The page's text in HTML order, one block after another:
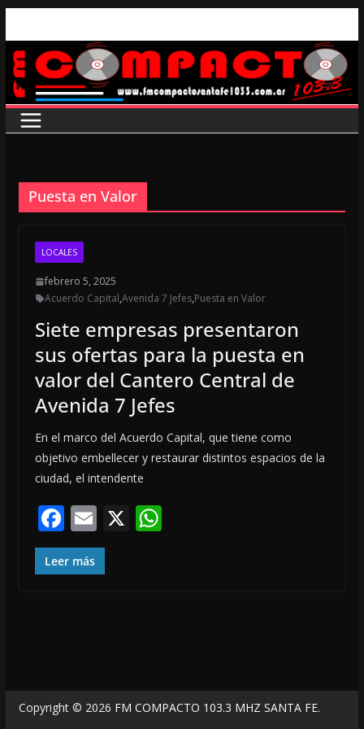
al
contenido
Puesta en Valor
LOCALES
febrero 5, 2025
Acuerdo Capital,Avenida 7 Jefes,Puesta en Valor
Siete empresas presentaron
sus ofertas para la puesta en
valor del Cantero Central de
Avenida 7 Jefes
En el marco del Acuerdo Capital, que tiene como
objetivo embellecer y restaurar distintos espacios de la
ciudad, el intendente
F
ac
e
E
m
ai
X W
Leer más
Copyright © 2026 FM COMPACTO 103.3 MHZ SANTA FE.